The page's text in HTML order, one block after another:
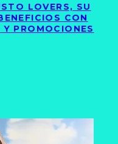
LOVERS, SU
CON
PROMOCIONES